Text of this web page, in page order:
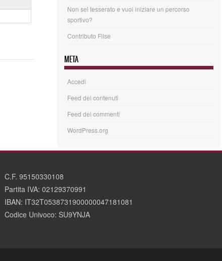
Non sei tesserato e vuoi iniziare un percorso
sportivo?
Contributo Filse
META
Accedi
Feed dei contenuti
Feed dei commenti
WordPress.org
C.F. 95150330108
Partita IVA: 02129370991
IBAN: IT32T0538731900000047181081
Codice Univoco: SU9YNJA